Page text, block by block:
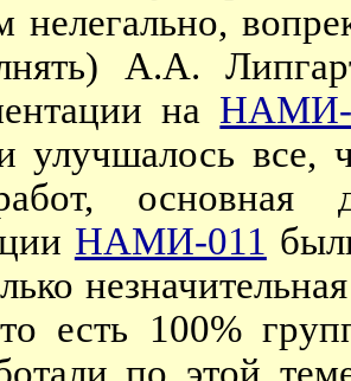
нелегально,
А.А.
на НАМИ-
улучшалось все,
основная
НАМИ-011
есть 100%